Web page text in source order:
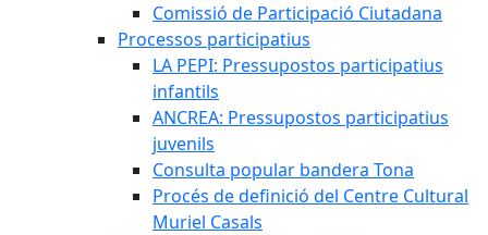
Comissió de Participació Ciutadana
Processos participatius
LA PEPI: Pressupostos participatius
infantils
ANCREA: Pressupostos participatius
juvenils
Consulta popular bandera Tona
Procés de definició del Centre Cultural
Muriel Casals